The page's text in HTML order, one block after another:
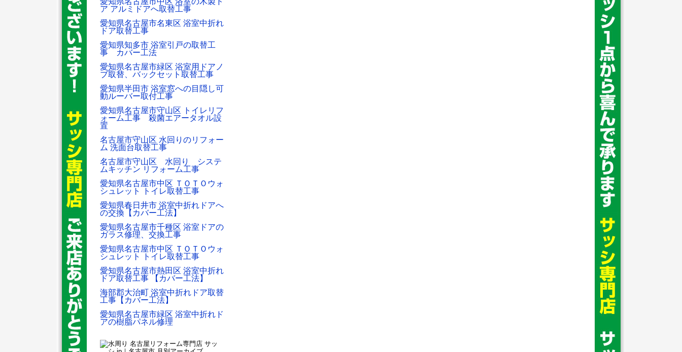
ア アルミドアへ取替工事
愛知県名古屋市名東区 浴室中折れ
ドア取替工事
愛知県知多市 浴室引戸の取替工
事 カバー工法
愛知県名古屋市緑区 浴室用ドアノ
ブ取替、バックセット取替工事
愛知県半田市 浴室窓への目隠し可
動ルーバー取付工事
愛知県名古屋市守山区 トイレリフ
ォーム工事 殺菌エアータオル設
置
名古屋市守山区 水回りのリフォー
ム 洗面台取替工事
名古屋市守山区 水回り システ
ムキッチン リフォーム工事
愛知県名古屋市中区 ＴＯＴＯウォ
シュレット トイレ取替工事
愛知県春日井市 浴室中折れドアへ
の交換【カバー工法】
愛知県名古屋市千種区 浴室ドアの
ガラス修理、交換工事
愛知県名古屋市中区 ＴＯＴＯウォ
シュレット トイレ取替工事
愛知県名古屋市熱田区 浴室中折れ
ドア取替工事 【カバー工法】
海部郡大治町 浴室中折れドア取替
工事【カバー工法】
愛知県名古屋市緑区 浴室中折れド
アの樹脂パネル修理